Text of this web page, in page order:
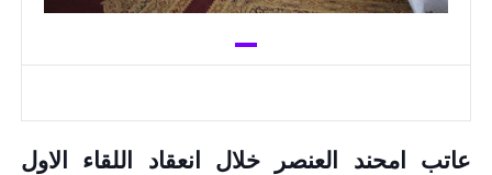
عاتب امحند العنصر خلال انعقاد اللقاء الاول